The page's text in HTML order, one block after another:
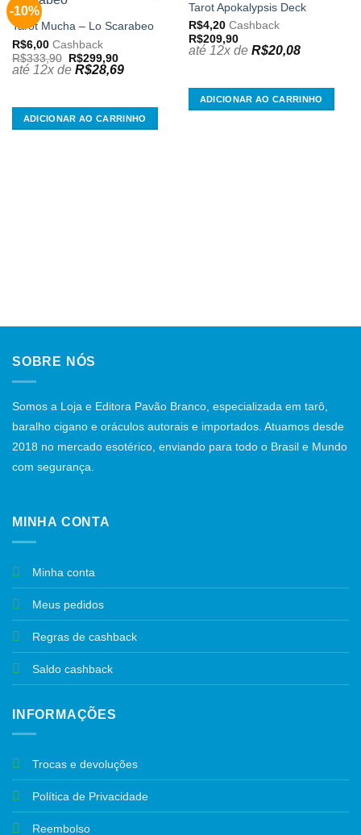
-10%
aos
meus
Tarot Mucha – Lo Scarabeo
R$6,00Cashback
R$333,90
O
preço
original
R$299,90O
preço
até 12x de R$28,69
ADICIONAR AO CARRINHO
Adicionar
Tarot Apokalypsis Deck
R$4,20Cashback
R$209,90
até 12x de R$20,08
ADICIONAR AO CARRINHO
SOBRE NÓS
Somos a Loja e Editora Pavão Branco, especializada em tarô,
baralho cigano e oráculos autorais e importados. Atuamos desde
2018 no mercado esotérico, enviando para todo o Brasil e Mundo
com segurança.
MINHA CONTA
Minha conta
Meus pedidos
Regras de cashback
Saldo cashback
INFORMAÇÕES
Trocas e devoluções
Política de Privacidade
Reembolso